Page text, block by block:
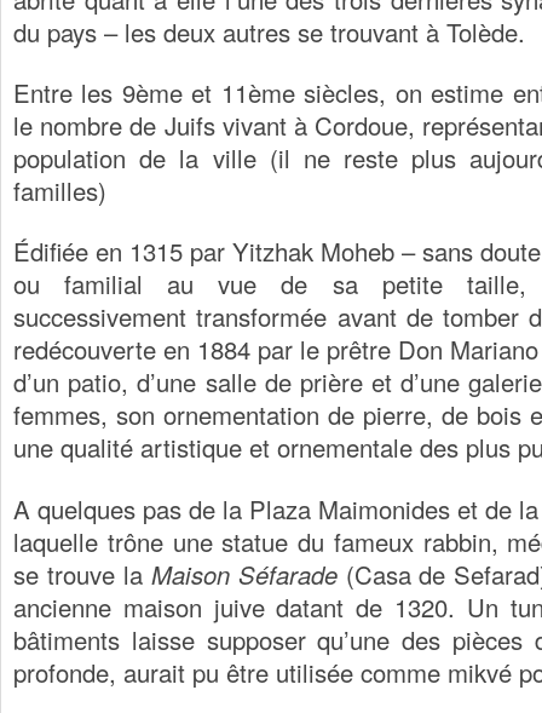
du pays – les deux autres se trouvant à Tolède.
Entre les 9ème et 11ème siècles, on estime
le nombre de Juifs vivant à Cordoue,
population de la ville (il ne reste plus
familles)
Édifiée en 1315 par Yitzhak Moheb – sans
ou familial au vue de sa petite taille,
successivement transformée avant de tomber
redécouverte en 1884 par le prêtre Don
d’un patio, d’une salle de prière et d’une
femmes, son ornementation de pierre, de bois
une qualité artistique et ornementale des plus
A quelques pas de la Plaza Maimonides et de
laquelle trône une statue du fameux rabbin,
se trouve la Maison Séfarade(Casa de
ancienne maison juive datant de 1320. Un
bâtiments laisse supposer qu’une des
profonde, aurait pu être utilisée comme mikvé